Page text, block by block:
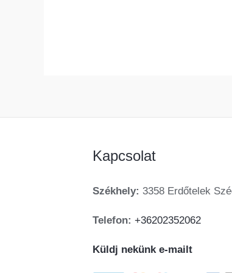
Kapcsolat
Székhely: 3358 Erdőtelek
Telefon: +36202352062
Küldj nekünk e-mailt